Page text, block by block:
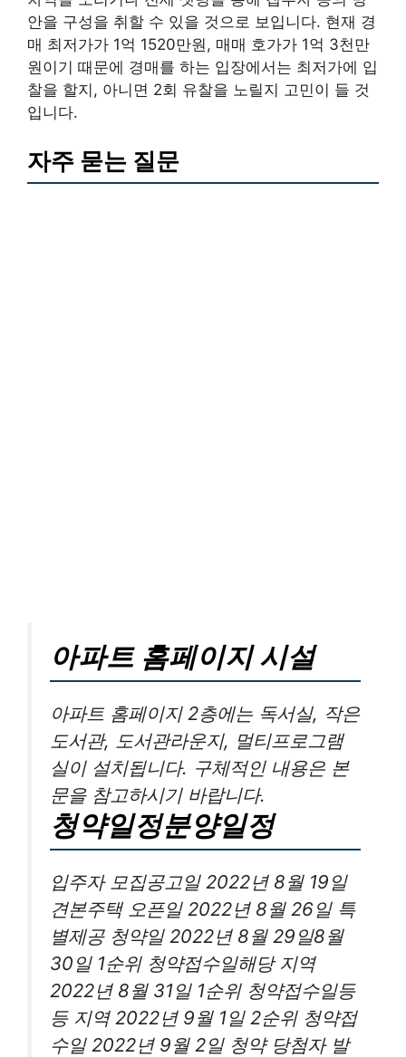
안을 구성을 취할 수 있을 것으로 보입니다. 현재 경
매 최저가가 1억 1520만원, 매매 호가가 1억 3천만
원이기 때문에 경매를 하는 입장에서는 최저가에 입
찰을 할지, 아니면 2회 유찰을 노릴지 고민이 들 것
입니다.
자주 묻는 질문
아파트 홈페이지 시설
아파트 홈페이지 2층에는 독서실, 작은
도서관, 도서관라운지, 멀티프로그램
실이 설치됩니다. 구체적인 내용은 본
문을 참고하시기 바랍니다.
청약일정분양일정
입주자 모집공고일 2022년 8월 19일
견본주택 오픈일 2022년 8월 26일 특
별제공 청약일 2022년 8월 29일8월
30일 1순위 청약접수일해당 지역
2022년 8월 31일 1순위 청약접수일등
등 지역 2022년 9월 1일 2순위 청약접
수일 2022년 9월 2일 청약 당첨자 발